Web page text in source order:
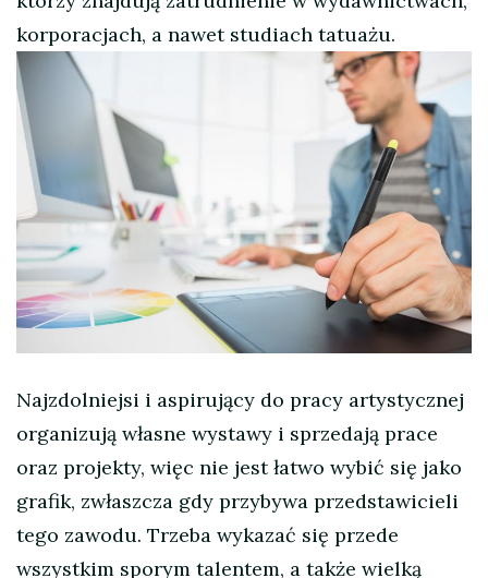
korporacjach, a nawet studiach tatuażu.
Najzdolniejsi i aspirujący do pracy artystycznej
organizują własne wystawy i sprzedają prace
oraz projekty, więc nie jest łatwo wybić się jako
grafik, zwłaszcza gdy przybywa przedstawicieli
tego zawodu. Trzeba wykazać się przede
wszystkim sporym talentem, a także wielką